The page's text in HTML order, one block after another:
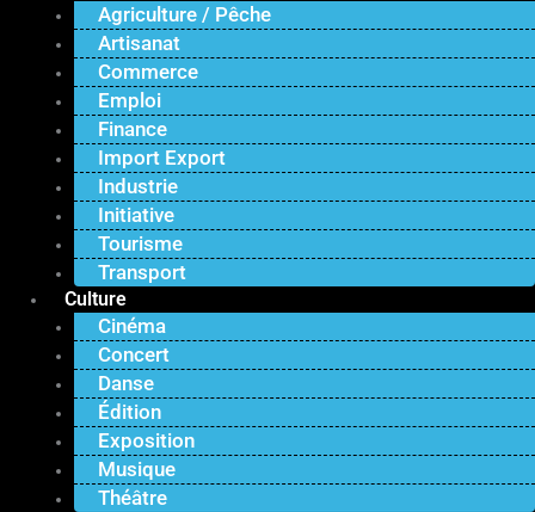
Agriculture / Pêche
Artisanat
Commerce
Emploi
Finance
Import Export
Industrie
Initiative
Tourisme
Transport
Culture
Cinéma
Concert
Danse
Édition
Exposition
Musique
Théâtre